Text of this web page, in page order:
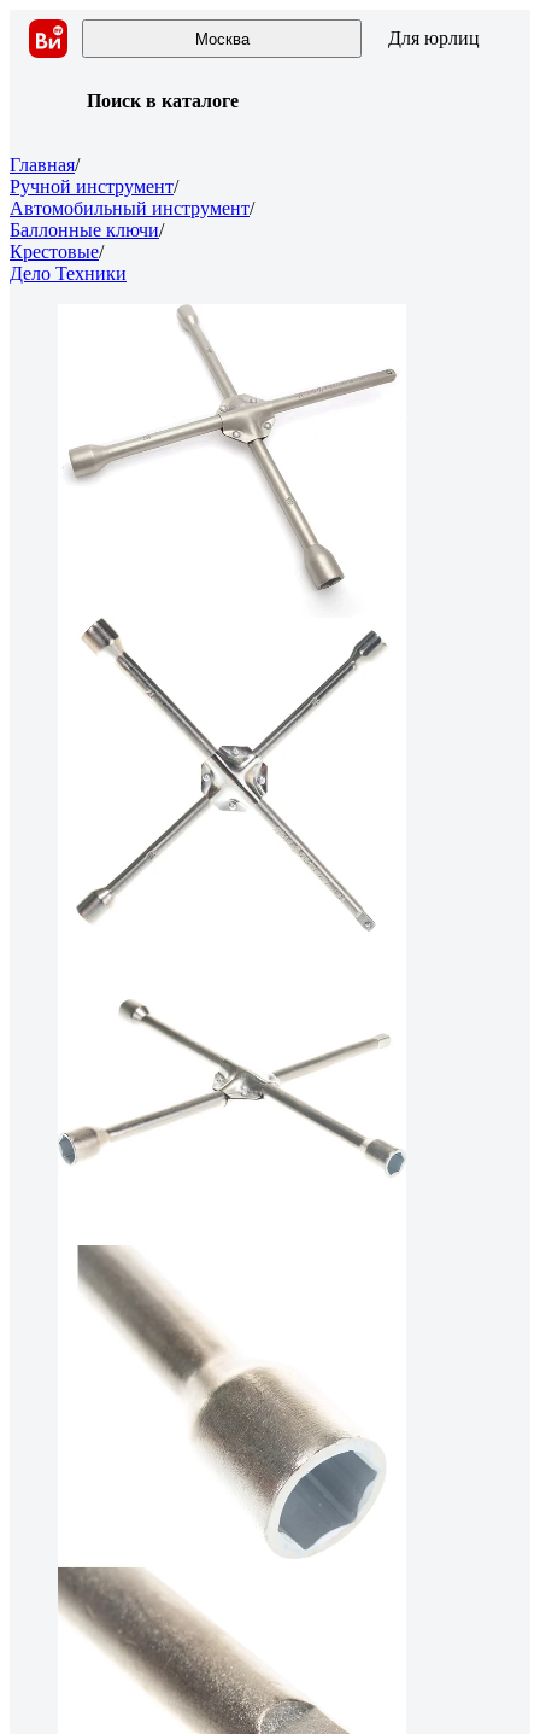
Москва Для юрлиц
Поиск в каталоге
Главная/
Ручной инструмент/
Автомобильный инструмент/
Баллонные ключи/
Крестовые/
Дело Техники